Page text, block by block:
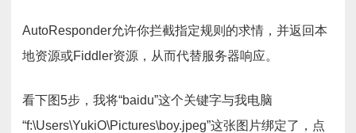
AutoResponder允许你拦截指定规则的求情，并返回本
地资源或Fiddler资源，从而代替服务器响应。
看下图5步，我将“baidu”这个关键字与我电脑
“f:\Users\YukiO\Pictures\boy.jpeg”这张图片绑定了，点